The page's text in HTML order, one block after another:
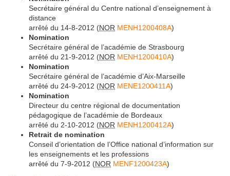
Secrétaire général du Centre national d’enseignement à
distance
arrêté du 14-8-2012 (NOR MENH1200408A)
Nomination
Secrétaire général de l’académie de Strasbourg
arrêté du 21-9-2012 (NOR MENH1200410A)
Nomination
Secrétaire général de l’académie d’Aix-Marseille
arrêté du 24-9-2012 (NOR MENE1200411A)
Nomination
Directeur du centre régional de documentation
pédagogique de l’académie de Bordeaux
arrêté du 2-10-2012 (NOR MENH1200412A)
Retrait de nomination
Conseil d’orientation de l’Office national d’information sur
les enseignements et les professions
arrêté du 7-9-2012 (NOR MENF1200423A)